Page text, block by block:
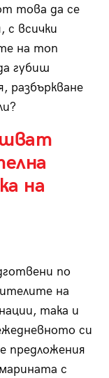
това да се
с всички
на топ
губиш
разбъркване
на
по
на
така и
си
предложения
с